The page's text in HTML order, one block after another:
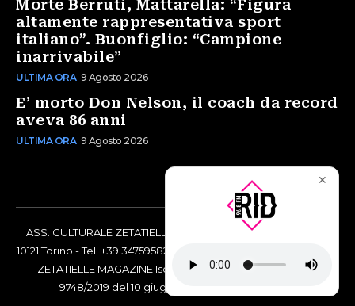
Morte Berruti, Mattarella: “Figura
altamente rappresentativa sport
italiano”. Buonfiglio: “Campione
inarrivabile”
ULTIMA ORA 9 Agosto 2026
E’ morto Don Nelson, il coach da record
aveva 86 anni
ULTIMA ORA 9 Agosto 2026
ASS. CULTURALE ZETATIELLE OFF via Vittorio Amedeo II, 21 -
10121 Torino - Tel. +39 3475958238 - Codice Fiscale 97883690014
- ZETATIELLE MAGAZINE Iscrizione al Tribunale di Torino n°
9748/2019 del 10 giugno 2019 - RG n. 16073/2019
✕